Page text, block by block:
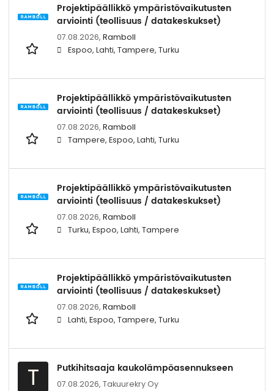
Projektipäällikkö ympäristövaikutusten
arviointi (teollisuus / datakeskukset)
07.08.2026, Ramboll
Espoo, Lahti, Tampere, Turku
Projektipäällikkö ympäristövaikutusten
arviointi (teollisuus / datakeskukset)
07.08.2026, Ramboll
Tampere, Espoo, Lahti, Turku
Projektipäällikkö ympäristövaikutusten
arviointi (teollisuus / datakeskukset)
07.08.2026, Ramboll
Turku, Espoo, Lahti, Tampere
Projektipäällikkö ympäristövaikutusten
arviointi (teollisuus / datakeskukset)
07.08.2026, Ramboll
Lahti, Espoo, Tampere, Turku
T Putkihitsaaja kaukolämpöasennukseen
07.08.2026, Takuurekry Oy